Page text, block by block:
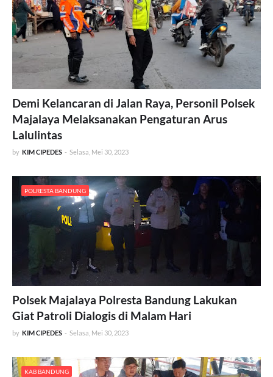
Demi Kelancaran di Jalan Raya, Personil Polsek
Majalaya Melaksanakan Pengaturan Arus
Lalulintas
by KIM CIPEDES - Selasa, Mei 30, 2023
POLRESTA BANDUNG
Polsek Majalaya Polresta Bandung Lakukan
Giat Patroli Dialogis di Malam Hari
by KIM CIPEDES - Selasa, Mei 30, 2023
KAB BANDUNG